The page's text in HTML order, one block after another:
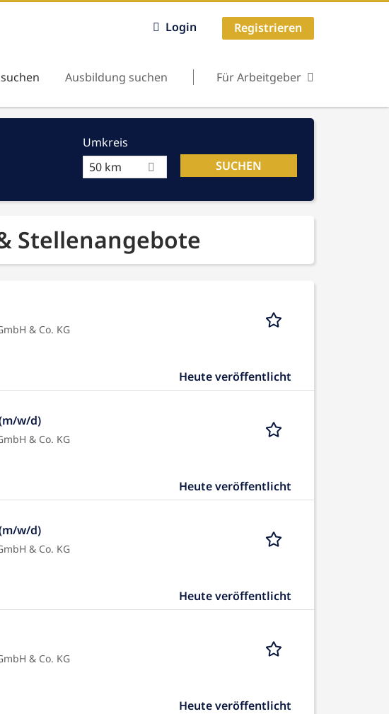
Login Registrieren
Ausbildung suchen Für Arbeitgeber
Umkreis
50 km
Stellenangebote
& Co. KG
Heute veröffentlicht
w/d)
& Co. KG
Heute veröffentlicht
w/d)
& Co. KG
Heute veröffentlicht
& Co. KG
Heute veröffentlicht